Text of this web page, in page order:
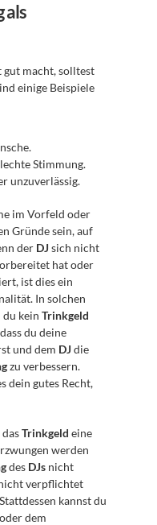
als
macht, solltest
einige Beispiele
Stimmung.
unzuverlässig.
im Vorfeld oder
Gründe sein, auf
der DJ sich nicht
hat oder
ist dies ein
In solchen
du kein Trinkgeld
du deine
und dem DJ die
zu verbessern.
dein gutes Recht,
Trinkgeld eine
werden
des DJs nicht
verpflichtet
kannst du
oder dem